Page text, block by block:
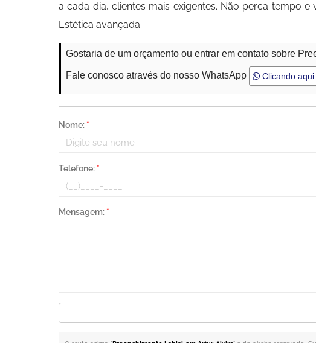
a cada dia, clientes mais exigentes. Não perca tempo
Estética avançada.
Gostaria de um orçamento ou entrar em contato sobre
Fale conosco através do nosso WhatsApp Clicando aqui
Nome: *
Telefone: *
Mensagem: *